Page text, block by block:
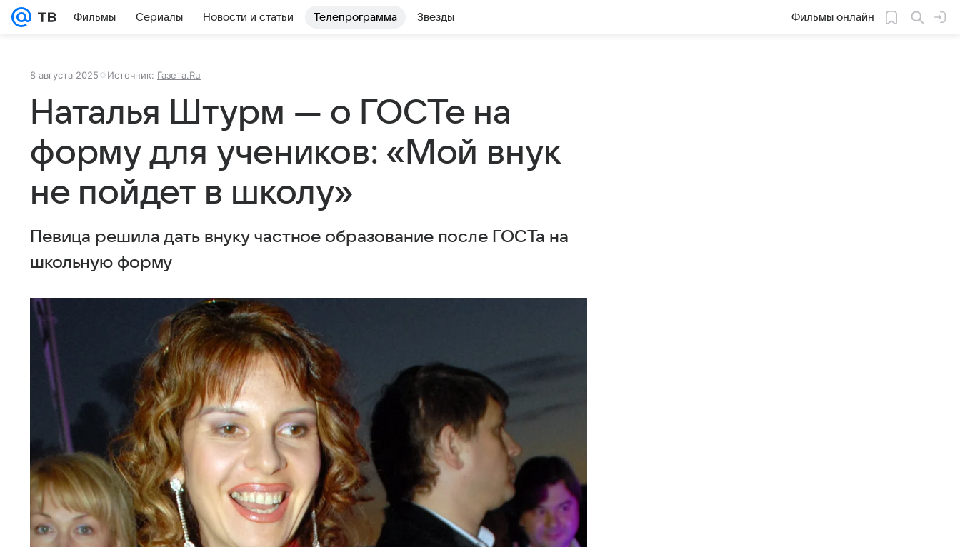
Фильмы Сериалы Новости и статьи Телепрограмма Звезды Фильмы онлайн
8 августа 2025 Источник: Газета.Ru
Наталья Штурм — о ГОСТе на
форму для учеников: «Мой внук
не пойдет в школу»
Певица решила дать внуку частное образование после ГОСТа на
школьную форму